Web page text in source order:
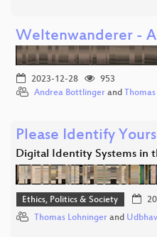
Weltenwanderer -
2023-12-28
953
Andrea Bottlinger and
Please Identify
Digital Identity Systems in
Ethics, Politics & Society
Thomas Lohninger and